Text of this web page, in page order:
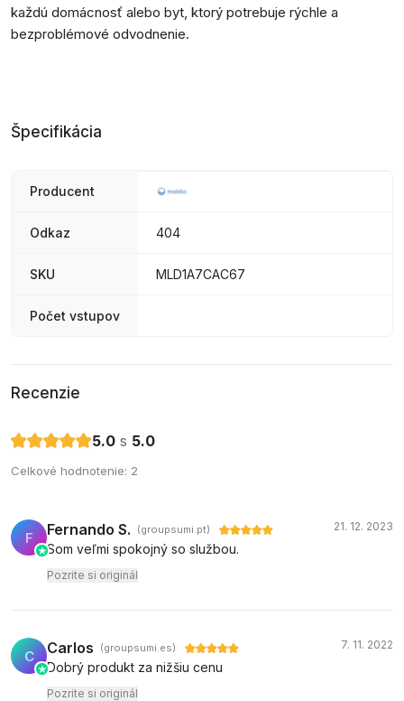
každú domácnosť alebo byt, ktorý potrebuje rýchle a
bezproblémové odvodnenie.
Špecifikácia
Producent
Odkaz 404
SKU MLD1A7CAC67
Počet vstupov
Recenzie
5.0 s 5.0
Celkové hodnotenie: 2
F Fernando S. (groupsumi.pt) 21. 12. 2023
Som veľmi spokojný so službou.
Pozrite si originál
C Carlos (groupsumi.es) 7. 11. 2022
Dobrý produkt za nižšiu cenu
Pozrite si originál